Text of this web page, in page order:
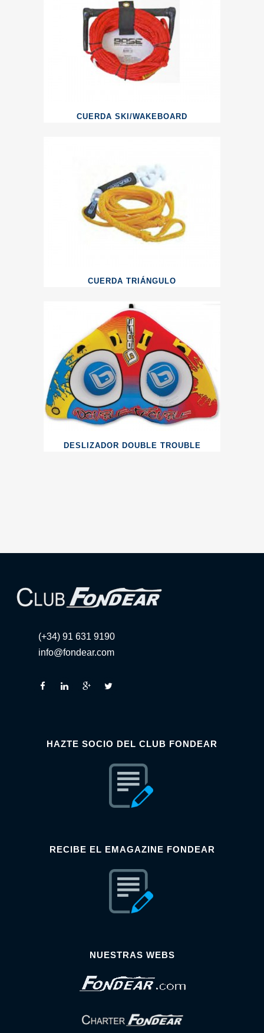
CUERDA SKI/WAKEBOARD
CUERDA TRIÁNGULO
DESLIZADOR DOUBLE TROUBLE
(+34) 91 631 9190
info@fondear.com
HAZTE SOCIO DEL CLUB FONDEAR
RECIBE EL EMAGAZINE FONDEAR
NUESTRAS WEBS